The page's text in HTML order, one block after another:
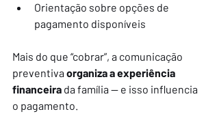
Orientação sobre opções de
pagamento disponíveis
Mais do que “cobrar”, a comunicação
preventiva organiza a experiência
financeira da família — e isso influencia
o pagamento.